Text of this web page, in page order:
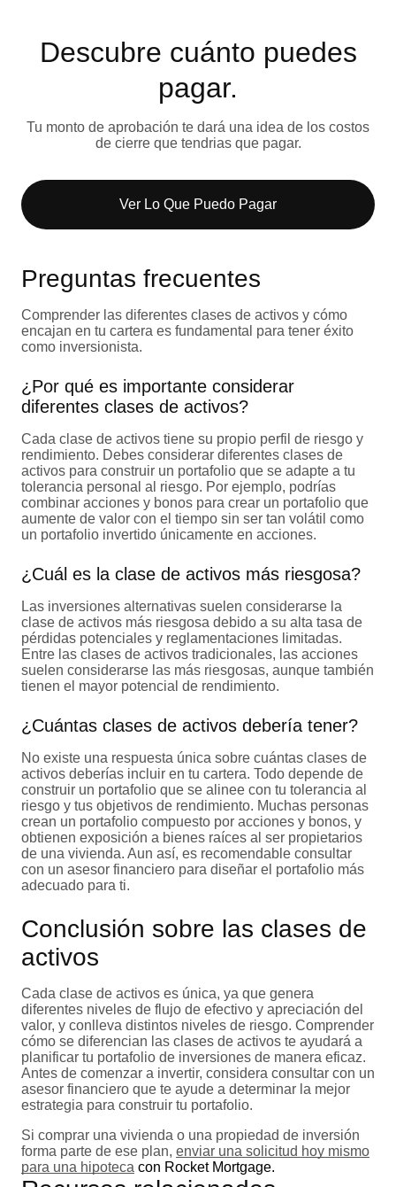
Descubre cuánto puedes
pagar.
Tu monto de aprobación te dará una idea de los costos
de cierre que tendrias que pagar.
Ver Lo Que Puedo Pagar​
Preguntas frecuentes
Comprender las diferentes clases de activos y cómo
encajan en tu cartera es fundamental para tener éxito
como inversionista.
¿Por qué es importante considerar
diferentes clases de activos?
Cada clase de activos tiene su propio perfil de riesgo y
rendimiento. Debes considerar diferentes clases de
activos para construir un portafolio que se adapte a tu
tolerancia personal al riesgo. Por ejemplo, podrías
combinar acciones y bonos para crear un portafolio que
aumente de valor con el tiempo sin ser tan volátil como
un portafolio invertido únicamente en acciones.
¿Cuál es la clase de activos más riesgosa?
Las inversiones alternativas suelen considerarse la
clase de activos más riesgosa debido a su alta tasa de
pérdidas potenciales y reglamentaciones limitadas.
Entre las clases de activos tradicionales, las acciones
suelen considerarse las más riesgosas, aunque también
tienen el mayor potencial de rendimiento.
¿Cuántas clases de activos debería tener?
No existe una respuesta única sobre cuántas clases de
activos deberías incluir en tu cartera. Todo depende de
construir un portafolio que se alinee con tu tolerancia al
riesgo y tus objetivos de rendimiento. Muchas personas
crean un portafolio compuesto por acciones y bonos, y
obtienen exposición a bienes raíces al ser propietarios
de una vivienda. Aun así, es recomendable consultar
con un asesor financiero para diseñar el portafolio más
adecuado para ti.
Conclusión sobre las clases de
activos
Cada clase de activos es única, ya que genera
diferentes niveles de flujo de efectivo y apreciación del
valor, y conlleva distintos niveles de riesgo. Comprender
cómo se diferencian las clases de activos te ayudará a
planificar tu portafolio de inversiones de manera eficaz.
Antes de comenzar a invertir, considera consultar con un
asesor financiero que te ayude a determinar la mejor
estrategia para construir tu portafolio.
Si comprar una vivienda o una propiedad de inversión
forma parte de ese plan, enviar una solicitud hoy mismo
para una hipoteca con Rocket Mortgage.